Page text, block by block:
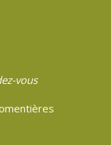
vous